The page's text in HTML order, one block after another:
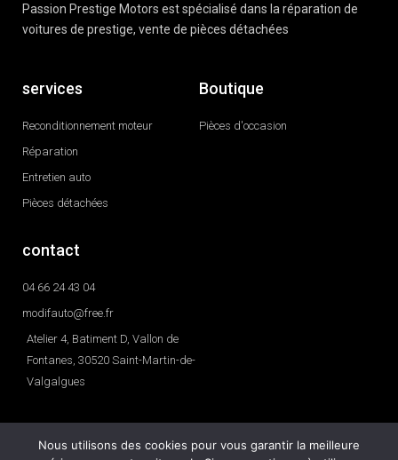
Passion Prestige Motors est spécialisé dans la réparation de
voitures de prestige, vente de pièces détachées
services
Reconditionnement moteur
Réparation
Entretien auto
Pièces détachées
Boutique
Pièces d'occasion
contact
04 66 24 43 04
modifauto@free.fr
Atelier 4, Batiment D, Vallon de
Fontanes, 30520 Saint-Martin-de-
Valgalgues
Nous utilisons des cookies pour vous garantir la meilleure